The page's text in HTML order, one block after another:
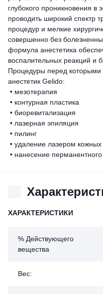
глубокого проникновения в
проводить широкий спектр
процедур и мелкие
совершенно без
формула анестетика
воспалительных реакций и
Процедуры перед которыми
анестетик Gelido:
• мезотерапия
• контурная пластика
• биоревитализация
• лазерная эпиляция
• пилинг
• удаление лазером кожных
• нанесение
ХАРАКТЕРИСТИКИ
% Действующего
вещества
Вес: